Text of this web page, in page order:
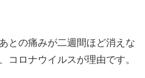
との痛みが二週間ほど消えな
コロナウイルスが理由です。